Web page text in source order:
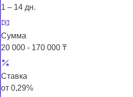
1 – 14 дн.
Сумма
20 000 - 170 000 ₸
Ставка
от 0,29%